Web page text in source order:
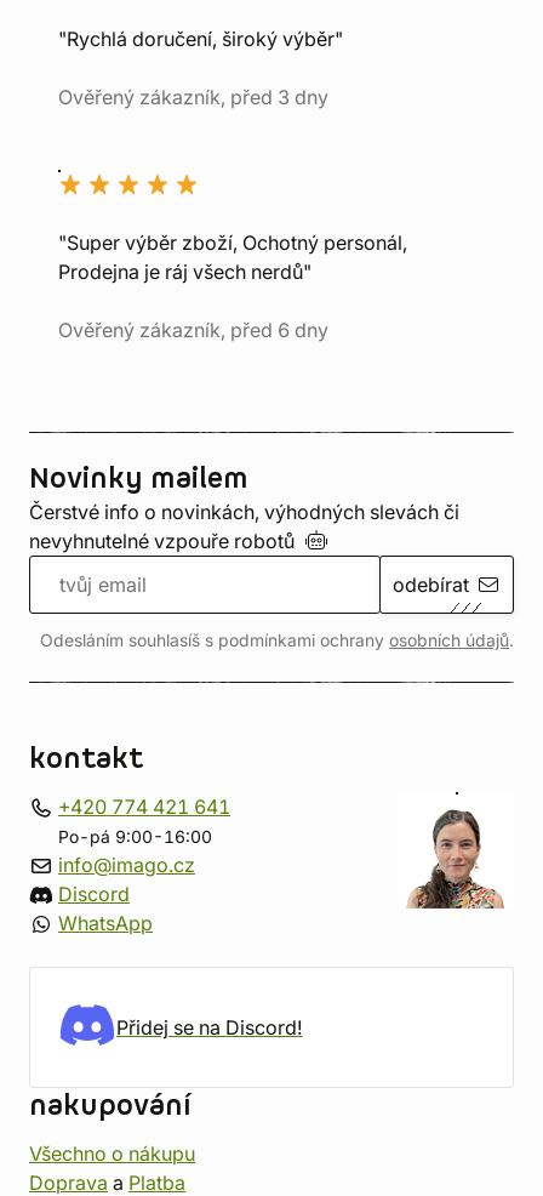
"Rychlá doručení, široký výběr"
Ověřený zákazník, před 3 dny
"Super výběr zboží, Ochotný personál,
Prodejna je ráj všech nerdů"
Ověřený zákazník, před 6 dny
Novinky mailem
Čerstvé info o novinkách, výhodných slevách či
nevyhnutelné vzpouře robotů
odebírat
Odesláním souhlasíš s podmínkami ochrany osobních údajů.
kontakt
+420 774 421 641
Po-pá 9:00-16:00
info@imago.cz
Discord
WhatsApp
Přidej se na Discord!
nakupování
Všechno o nákupu
Doprava a Platba